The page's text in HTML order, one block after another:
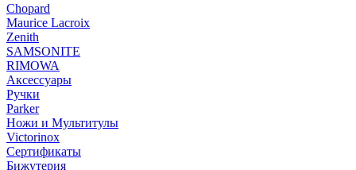
Chopard
Maurice Lacroix
Zenith
SAMSONITE
RIMOWA
Аксессуары
Ручки
Parker
Ножи и Мультитулы
Victorinox
Сертификаты
Бижутерия